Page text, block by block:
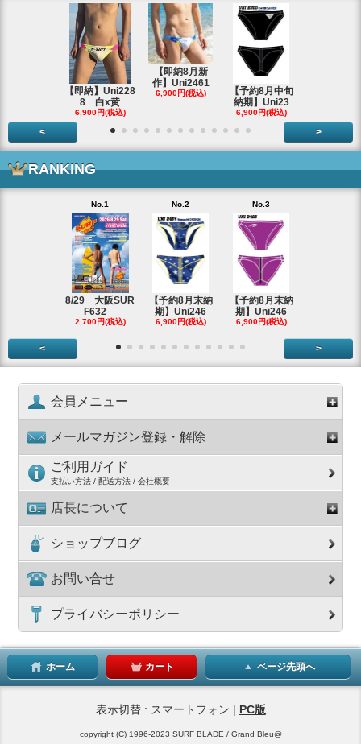
【即納】Uni228
8 白x黄
6,900円(税込)
【即納8月新
作】Uni2461
6,900円(税込)
【予約8月中旬
納期】Uni23
6,900円(税込)
< >
RANKING
No.1
8/29 大阪SUR
F632
2,700円(税込)
No.2
【予約8月末納
期】Uni246
6,900円(税込)
No.3
【予約8月末納
期】Uni246
6,900円(税込)
< >
会員メニュー
メールマガジン登録・解除
ご利用ガイド
支払い方法 / 配送方法 / 会社概要
店長について
ショップブログ
お問い合せ
プライバシーポリシー
ホーム カート ページ先頭へ
表示切替 : スマートフォン | PC版
copyright (C) 1996-2023 SURF BLADE / Grand Bleu@